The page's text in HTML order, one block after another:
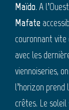
Maïdo. A
Mafate
couronnant vite
avec les
viennoiseries, on
l’horizon
crêtes. Le soleil